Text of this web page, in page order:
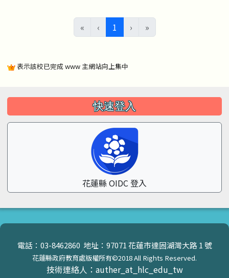
« ‹ 1 (目前頁次)
› »
表示該校已完成 www 主網站向上集中
左邊區域內容 快速登入
花蓮縣 OIDC 登入
頁尾區域內容
電話：03-8462860 地址：97071 花蓮市達固湖灣大路 1 號
花蓮縣政府教育處版權所有©2018 All Rights Reserved.
技術連絡人：auther_at_hlc_edu_tw